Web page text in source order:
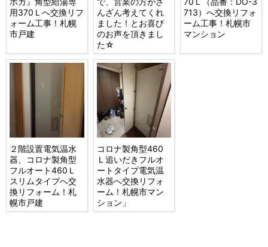
用370Ｌへ交換リフ
ォーム工事！札幌
市戸建
んざん考えてくれ
ました！とお喜び
のお声を頂きまし
た☆
713）へ交換リフォ
ーム工事！札幌市
マンション
２階設置電気温水
器、コロナ製角型
フルオート460Ｌ
スリムタイプへ交
換リフォーム！札
幌市戸建
コロナ製角型460
Ｌ追いだきフルオ
ートタイプ電気温
水器へ交換リフォ
ーム！札幌市マン
ション」